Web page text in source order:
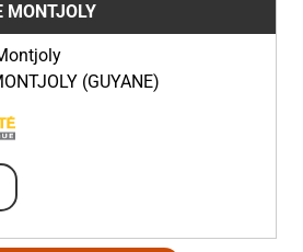
MONTJOLY
(GUYANE)